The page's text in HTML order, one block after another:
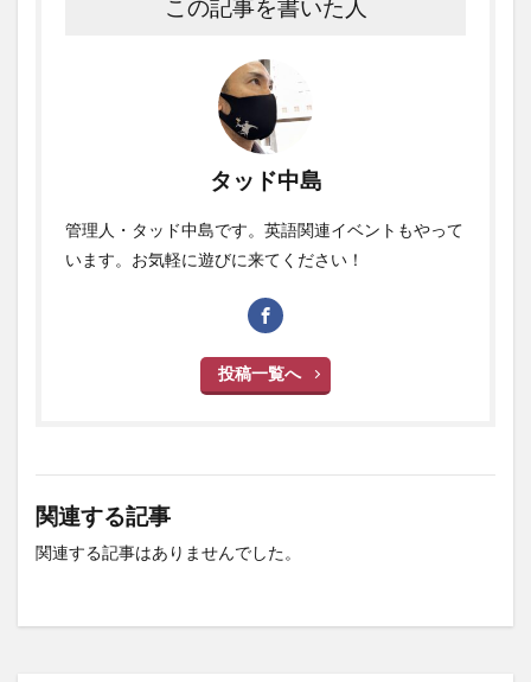
この記事を書いた人
タッド中島
管理人・タッド中島です。英語関連イベントもやって
います。お気軽に遊びに来てください！
投稿一覧へ
関連する記事
関連する記事はありませんでした。